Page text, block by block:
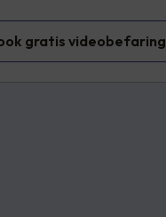
gratis videobefaring